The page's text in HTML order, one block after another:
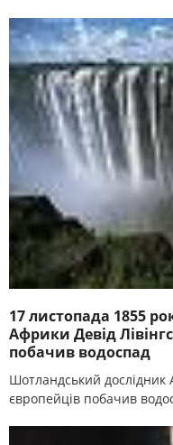
17 листопада 1855
Африки Девід
побачив водоспад
Шотландський дослідник
європейців побачив